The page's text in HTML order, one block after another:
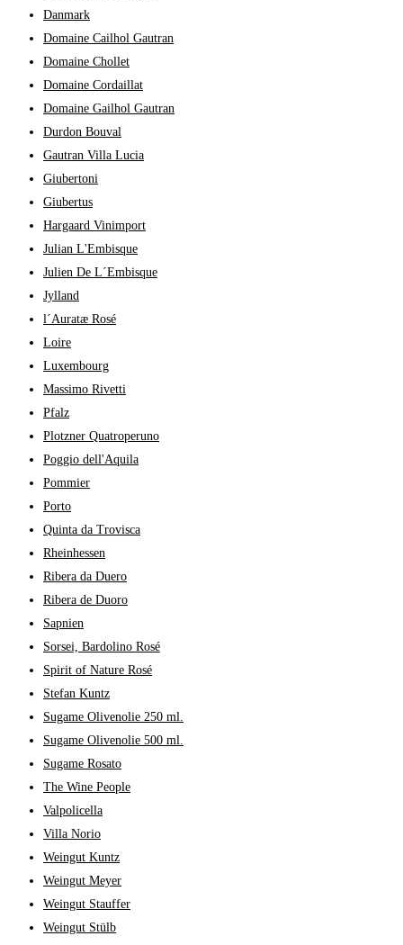
Danmark
Domaine Cailhol Gautran
Domaine Chollet
Domaine Cordaillat
Domaine Gailhol Gautran
Durdon Bouval
Gautran Villa Lucia
Giubertoni
Giubertus
Hargaard Vinimport
Julian L'Embisque
Julien De L´Embisque
Jylland
l´Auratæ Rosé
Loire
Luxembourg
Massimo Rivetti
Pfalz
Plotzner Quatroperuno
Poggio dell'Aquila
Pommier
Porto
Quinta da Trovisca
Rheinhessen
Ribera da Duero
Ribera de Duoro
Sapnien
Sorsei, Bardolino Rosé
Spirit of Nature Rosé
Stefan Kuntz
Sugame Olivenolie 250 ml.
Sugame Olivenolie 500 ml.
Sugame Rosato
The Wine People
Valpolicella
Villa Norio
Weingut Kuntz
Weingut Meyer
Weingut Stauffer
Weingut Stülb